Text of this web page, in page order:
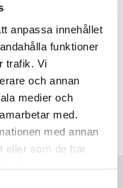
anpassa innehållet
funktioner
trafik. Vi
och annan
medier och
med.
med annan
eller som de har
07:00 - 17:00
07:00 - 17:00